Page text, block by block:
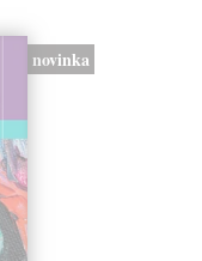
novinka